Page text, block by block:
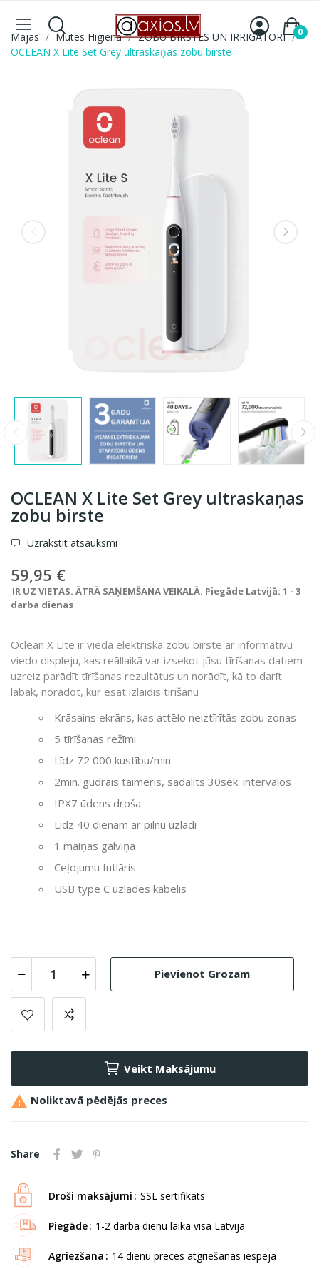
0
Mājas Mutes Higiēna
ZOBU BIRSTES UN IRRIGATORI
OCLEAN X Lite Set Grey ultraskaņas zobu birste
OCLEAN X Lite Set Grey ultraskaņas
zobu birste
Uzrakstīt atsauksmi
59,95 €
IR UZ VIETAS. ĀTRĀ SAŅEMŠANA VEIKALĀ. Piegāde Latvijā: 1 - 3
darba dienas
Oclean X Lite ir viedā elektriskā zobu birste ar informatīvu
viedo displeju, kas reāllaikā var izsekot jūsu tīrīšanas datiem
uzreiz parādīt tīrīšanas rezultātus un norādīt, kā to darīt
labāk, norādot, kur esat izlaidis tīrīšanu
Krāsains ekrāns, kas attēlo neiztīrītās zobu zonas
5 tīrīšanas režīmi
Līdz 72 000 kustību/min.
2min. gudrais taimeris, sadalīts 30sek. intervālos
IPX7 ūdens droša
Līdz 40 dienām ar pilnu uzlādi
1 maiņas galviņa
Ceļojumu futlāris
USB type C uzlādes kabelis
Pievienot Grozam
Veikt Maksājumu
 Noliktavā pēdējās preces
Share
Droši maksājumi SSL sertifikāts
Piegāde 1-2 darba dienu laikā visā Latvijā
Agriezšana 14 dienu preces atgriešanas iespēja